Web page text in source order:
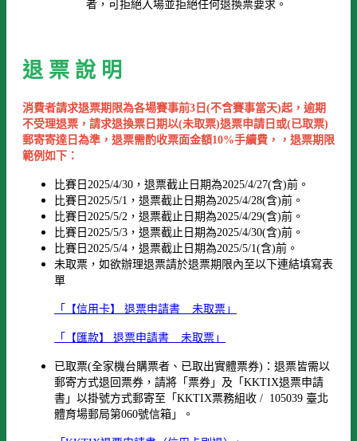
者，可拒絕入場並拒絕任何退換票要求。
退 票 說 明
消費者請求退票期限為各場賽事前3日(不含賽事當天)起， 逾期
不受理退票，請求退換票日期以(未取票)退票申請日或(已取票)
郵寄寄達日為準，退票需酌收票面金額10%手續費，，退票期限
範例如下：
比賽日2025/4/30，退票截止日期為2025/4/27(含)前。
比賽日2025/5/1，退票截止日期為2025/4/28(含)前。
比賽日2025/5/2，退票截止日期為2025/4/29(含)前。
比賽日2025/5/3，退票截止日期為2025/4/30(含)前。
比賽日2025/5/4，退票截止日期為2025/5/1(含)前。
未取票，如欲辦理退票請於退票期限內至以下連結填寫表
單
「【信用卡】 退票申請書 _ 未取票」
「【匯款】 退票申請書 _ 未取票」
已取票(全家機台購票者、已取出實體票券)：退票皆需以
郵寄方式退回票券，請將「票券」及「KKTIX退票申請
書」以掛號方式郵寄至「KKTIX票務組收 / 105039 臺北
體育場郵局第060號信箱」。